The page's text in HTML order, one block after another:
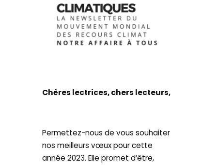
Chères lectrices, chers lecteurs,
Permettez-nous de vous souhaiter
nos meilleurs vœux pour cette
année 2023. Elle promet d’être,